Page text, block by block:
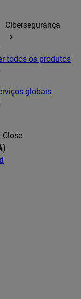
Cibersegurança
todos os produtos
globais
Close